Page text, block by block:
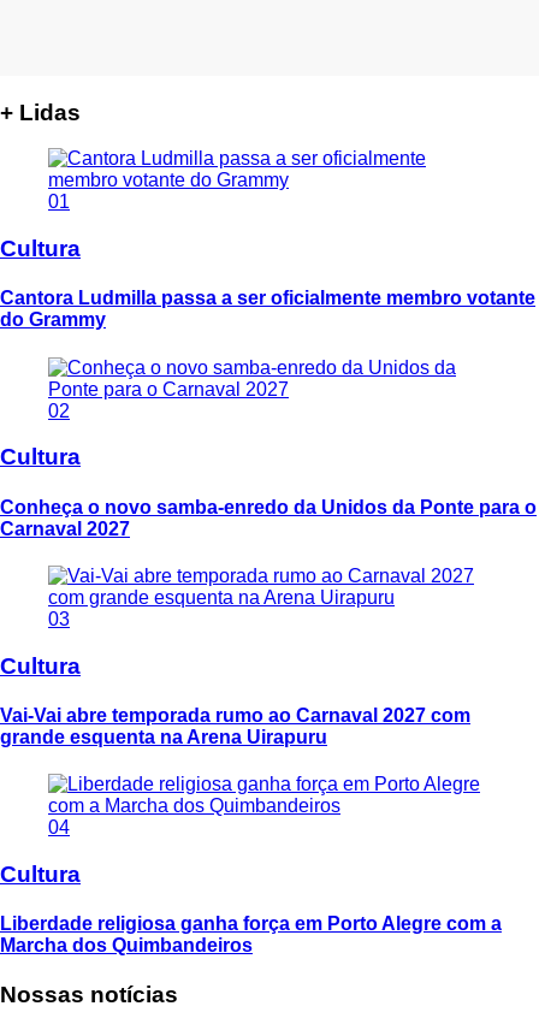
+ Lidas
01
Cultura
Cantora Ludmilla passa a ser oficialmente membro votante
do Grammy
02
Cultura
Conheça o novo samba-enredo da Unidos da Ponte para o
Carnaval 2027
03
Cultura
Vai-Vai abre temporada rumo ao Carnaval 2027 com
grande esquenta na Arena Uirapuru
04
Cultura
Liberdade religiosa ganha força em Porto Alegre com a
Marcha dos Quimbandeiros
Nossas notícias